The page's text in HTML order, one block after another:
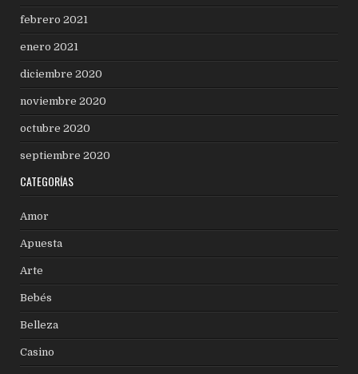
febrero 2021
enero 2021
diciembre 2020
noviembre 2020
octubre 2020
septiembre 2020
CATEGORÍAS
Amor
Apuesta
Arte
Bebés
Belleza
Casino